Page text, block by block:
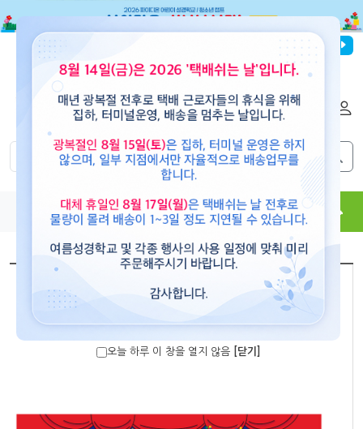
파이디온선교회
0
도서 뮤직 용품 현수막 콘텐츠
[paidion]
가장 멋진 선물! 현수막 강단데코(대)
오늘 하루 이 창을 열지 않음 [닫기]